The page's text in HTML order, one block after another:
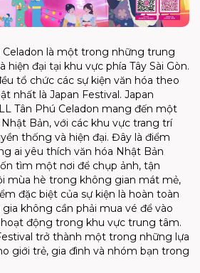
Celadon là một trong những trung
đại tại khu vực phía Tây Sài Gòn.
tổ chức các sự kiện văn hóa theo
nhất là Japan Festival. Japan
Tân Phú Celadon mang đến một
Bản, với các khu vực trang trí
thống và hiện đại. Đây là điểm
ai yêu thích văn hóa Nhật Bản
tìm một nơi để chụp ảnh, tận
mùa hè trong không gian mát mẻ,
đặc biệt của sự kiện là hoàn toàn
không cần phải mua vé để vào
động trong khu vực trung tâm.
trở thành một trong những lựa
giới trẻ, gia đình và nhóm bạn trong